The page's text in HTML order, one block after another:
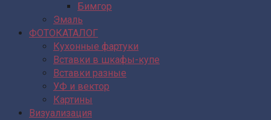
Бимгор
Эмаль
ФОТОКАТАЛОГ
Кухонные фартуки
Вставки в шкафы-купе
Вставки разные
УФ и вектор
Картины
Визуализация